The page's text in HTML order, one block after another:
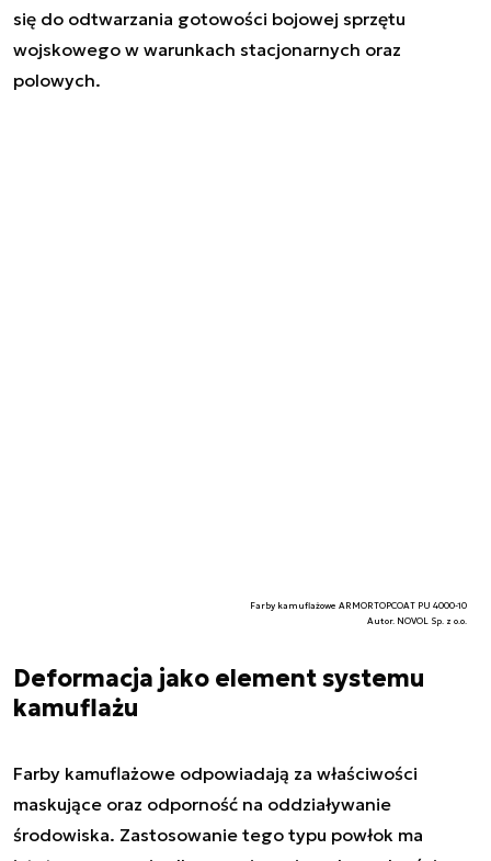
się do odtwarzania gotowości bojowej sprzętu
wojskowego w warunkach stacjonarnych oraz
polowych.
Farby kamuflażowe ARMORTOPCOAT PU 4000-10
Autor. NOVOL Sp. z o.o.
Deformacja jako element systemu
kamuflażu
Farby kamuflażowe odpowiadają za właściwości
maskujące oraz odporność na oddziaływanie
środowiska. Zastosowanie tego typu powłok ma